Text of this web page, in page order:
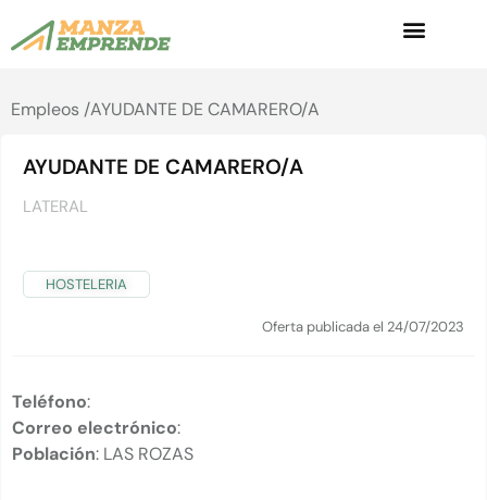
Empleos /AYUDANTE DE CAMARERO/A
AYUDANTE DE CAMARERO/A
LATERAL
HOSTELERIA
Oferta publicada el 24/07/2023
Teléfono:
Correo electrónico:
Población: LAS ROZAS